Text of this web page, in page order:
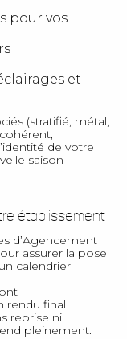
pour vos
et
(stratifié, métal,
de votre
saison
établissement
d’Agencement
assurer la pose
calendrier
rendu final
reprise ni
pleinement.